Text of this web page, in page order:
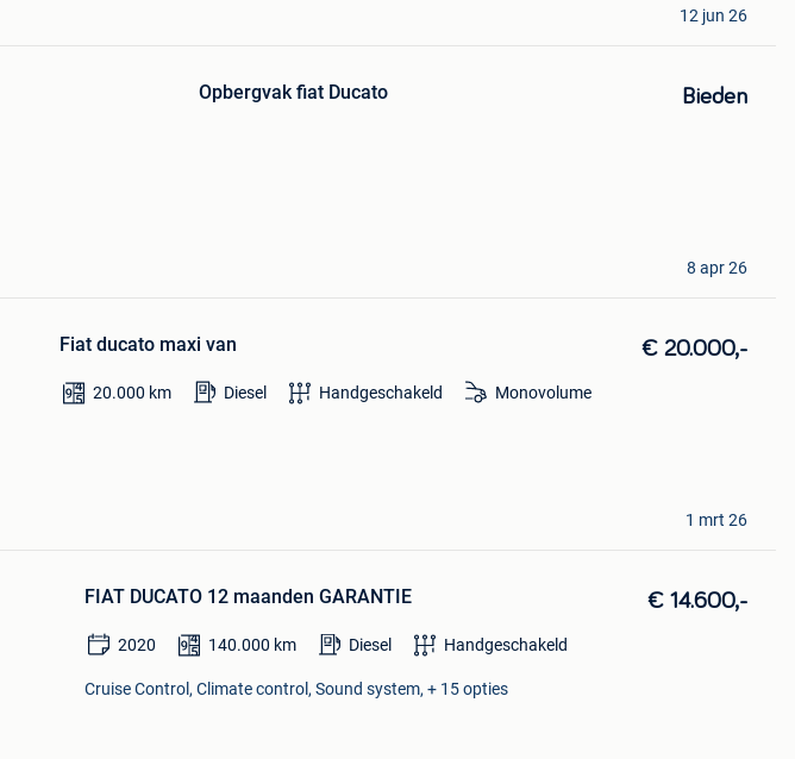
12 jun 26
Opbergvak fiat Ducato Bieden
8 apr 26
Fiat ducato maxi van € 20.000,-
20.000 km Diesel Handgeschakeld Monovolume
1 mrt 26
FIAT DUCATO 12 maanden GARANTIE € 14.600,-
2020 140.000 km Diesel Handgeschakeld
Cruise Control, Climate control, Sound system, + 15 opties